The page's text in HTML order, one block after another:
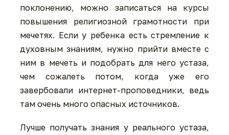
поклонению, можно записаться на курсы
повышения религиозной грамотности при
мечетях. Если у ребенка есть стремление к
духовным знаниям, нужно прийти вместе с
ним в мечеть и подобрать для него устаза,
чем сожалеть потом, когда уже его
завербовали интернет-проповедники, ведь
там очень много опасных источников.
Лучше получать знания у реального устаза,